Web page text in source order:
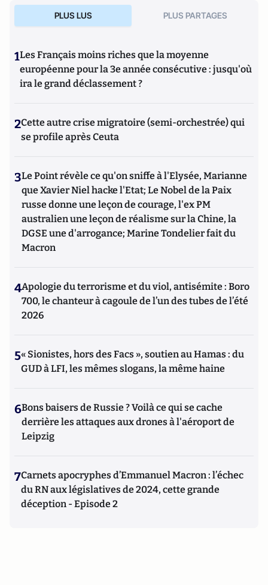
PLUS LUS PLUS PARTAGES
1Les Français moins riches que la moyenne
européenne pour la 3e année consécutive : jusqu'où
ira le grand déclassement ?
2Cette autre crise migratoire (semi-orchestrée) qui
se profile après Ceuta
3Le Point révèle ce qu'on sniffe à l'Elysée, Marianne
que Xavier Niel hacke l'Etat; Le Nobel de la Paix
russe donne une leçon de courage, l'ex PM
australien une leçon de réalisme sur la Chine, la
DGSE une d'arrogance; Marine Tondelier fait du
Macron
4Apologie du terrorisme et du viol, antisémite : Boro
700, le chanteur à cagoule de l’un des tubes de l’été
2026
5« Sionistes, hors des Facs », soutien au Hamas : du
GUD à LFI, les mêmes slogans, la même haine
6Bons baisers de Russie ? Voilà ce qui se cache
derrière les attaques aux drones à l'aéroport de
Leipzig
7Carnets apocryphes d’Emmanuel Macron : l’échec
du RN aux législatives de 2024, cette grande
déception - Episode 2